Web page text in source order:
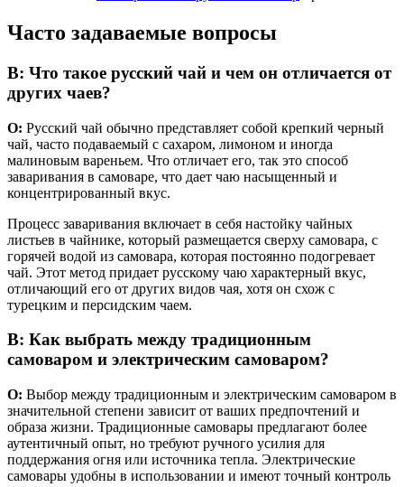
Часто задаваемые вопросы
В: Что такое русский чай и чем он отличается от
других чаев?
О: Русский чай обычно представляет собой крепкий черный
чай, часто подаваемый с сахаром, лимоном и иногда
малиновым вареньем. Что отличает его, так это способ
заваривания в самоваре, что дает чаю насыщенный и
концентрированный вкус.
Процесс заваривания включает в себя настойку чайных
листьев в чайнике, который размещается сверху самовара, с
горячей водой из самовара, которая постоянно подогревает
чай. Этот метод придает русскому чаю характерный вкус,
отличающий его от других видов чая, хотя он схож с
турецким и персидским чаем.
В: Как выбрать между традиционным
самоваром и электрическим самоваром?
О: Выбор между традиционным и электрическим самоваром в
значительной степени зависит от ваших предпочтений и
образа жизни. Традиционные самовары предлагают более
аутентичный опыт, но требуют ручного усилия для
поддержания огня или источника тепла. Электрические
самовары удобны в использовании и имеют точный контроль